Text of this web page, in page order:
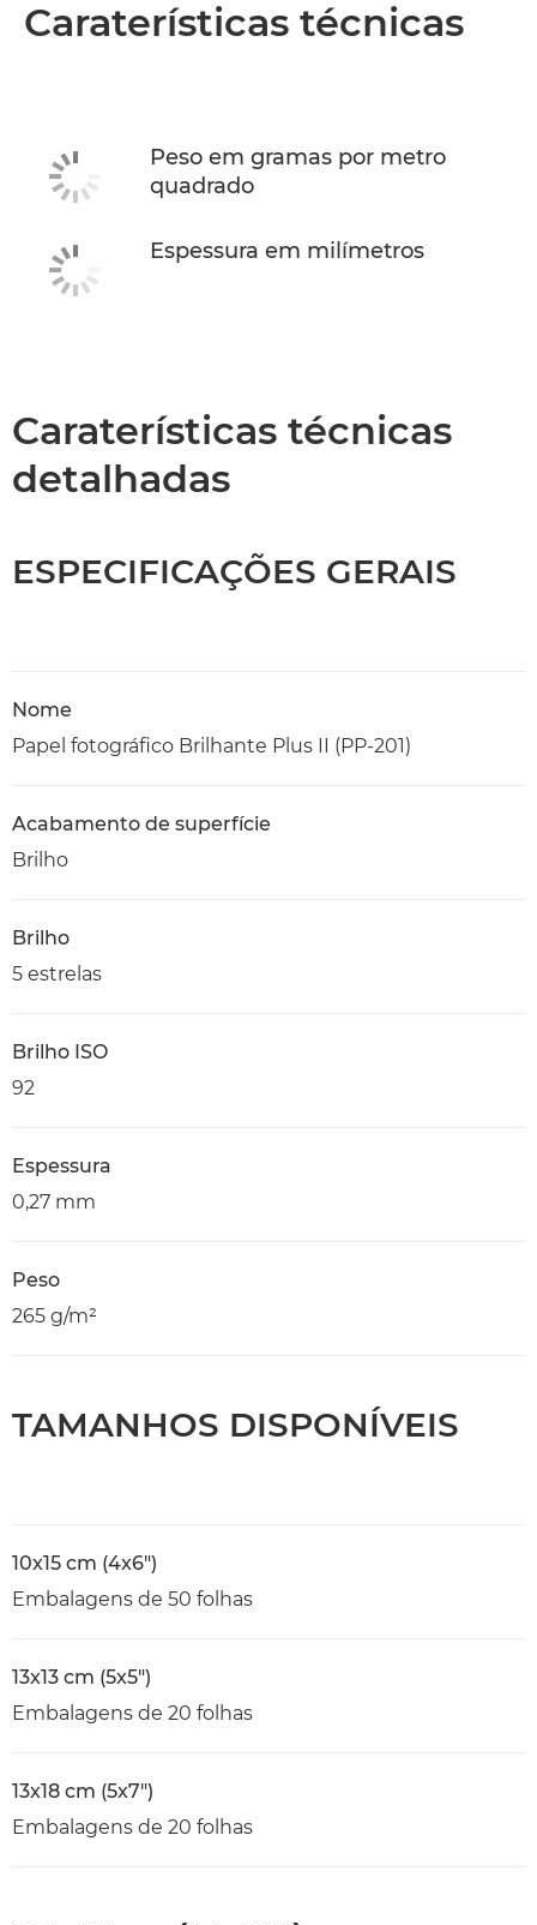
Caraterísticas técnicas
Peso em gramas por metro
quadrado
Espessura em milímetros
Caraterísticas técnicas
detalhadas
ESPECIFICAÇÕES GERAIS
Nome
Papel fotográfico Brilhante Plus II (PP-201)
Acabamento de superfície
Brilho
Brilho
5 estrelas
Brilho ISO
92
Espessura
0,27 mm
Peso
265 g/m²
TAMANHOS DISPONÍVEIS
10x15 cm (4x6")
Embalagens de 50 folhas
13x13 cm (5x5")
Embalagens de 20 folhas
13x18 cm (5x7")
Embalagens de 20 folhas